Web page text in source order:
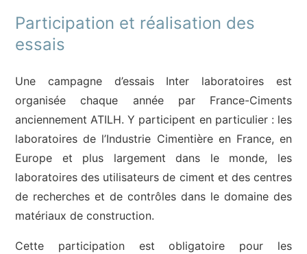
Participation et réalisation des
essais
Une campagne d’essais Inter laboratoires est
organisée chaque année par France-Ciments
anciennement ATILH. Y participent en particulier : les
laboratoires de l’Industrie Cimentière en France, en
Europe et plus largement dans le monde, les
laboratoires des utilisateurs de ciment et des centres
de recherches et de contrôles dans le domaine des
matériaux de construction.
Cette participation est obligatoire pour les